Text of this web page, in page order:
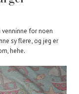
venninne for noen
sy flere, og jeg er
hehe.